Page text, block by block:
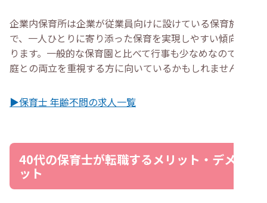
企業内保育所は企業が従業員向けに設けている保育施設
で、一人ひとりに寄り添った保育を実現しやすい傾向にあ
ります。一般的な保育園と比べて行事も少なめなので、家
庭との両立を重視する方に向いているかもしれません。
▶保育士 年齢不問の求人一覧
40代の保育士が転職するメリット・デメリ
ット